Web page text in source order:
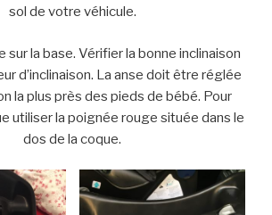
sol de votre véhicule.
sur la base. Vérifier la bonne inclinaison
d’inclinaison. La anse doit être réglée
la plus près des pieds de bébé. Pour
utiliser la poignée rouge située dans le
dos de la coque.